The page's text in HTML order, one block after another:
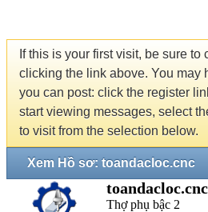
If this is your first visit, be sure to
clicking the link above. You may
you can post: click the register
start viewing messages, select
to visit from the selection below.
Xem Hồ sơ: toandacloc.cnc
toandacloc.cnc
Thợ phụ bậc 2